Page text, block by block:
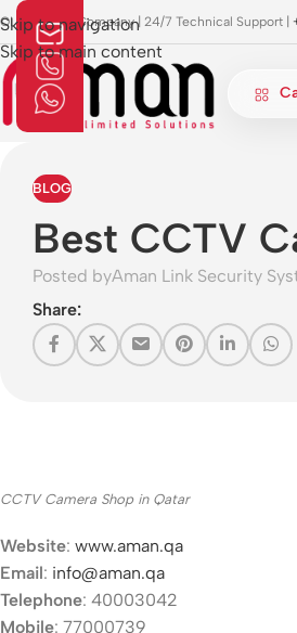
Skip to navigation
Skip to main content
Approved Company | 24/7 Technical Support |
BLOG
Best CCTV
Posted byAman Link Security
Share:
CCTV Camera Shop in Qatar
Website: www.aman.qa
Email: info@aman.qa
Telephone: 40003042
Mobile: 77000739